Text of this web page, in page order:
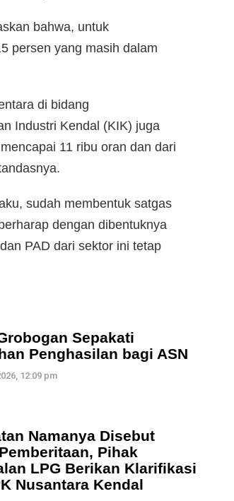
bahwa, untuk
persen yang masih dalam
di bidang
Industri Kendal (KIK) juga
11 ribu oran dan dari
sudah membentuk satgas
dengan dibentuknya
PAD dari sektor ini tetap
Sepakati
Penghasilan bagi ASN
12:09 pm
Namanya Disebut
Pihak
LPG Berikan Klarifikasi
Nusantara Kendal